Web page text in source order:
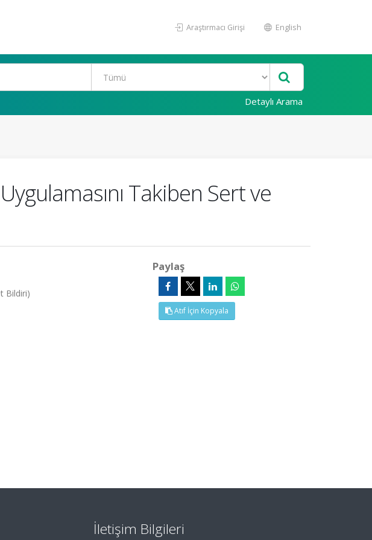
Araştırmacı Girişi English
Detaylı Arama
Takiben Sert ve
Bildiri)
Paylaş
Atıf İçin Kopyala
İletişim Bilgileri